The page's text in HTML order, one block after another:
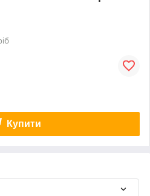
Купити